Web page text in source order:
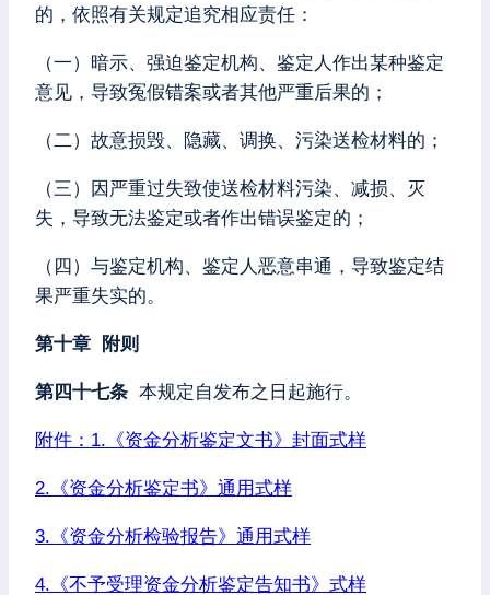
的，依照有关规定追究相应责任：
（一）暗示、强迫鉴定机构、鉴定人作出某种鉴定
意见，导致冤假错案或者其他严重后果的；
（二）故意损毁、隐藏、调换、污染送检材料的；
（三）因严重过失致使送检材料污染、减损、灭
失，导致无法鉴定或者作出错误鉴定的；
（四）与鉴定机构、鉴定人恶意串通，导致鉴定结
果严重失实的。
第十章 附则
第四十七条 本规定自发布之日起施行。
附件：1.《资金分析鉴定文书》封面式样
2.《资金分析鉴定书》通用式样
3.《资金分析检验报告》通用式样
4.《不予受理资金分析鉴定告知书》式样